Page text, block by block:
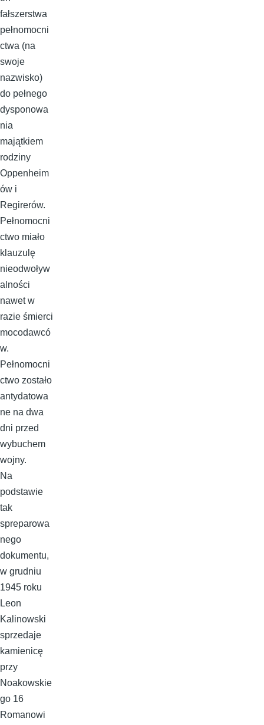
fałszerstwa
pełnomocni
ctwa (na
swoje
nazwisko)
do pełnego
dysponowa
nia
majątkiem
rodziny
Oppenheim
ów i
Regirerów.
Pełnomocni
ctwo miało
klauzulę
nieodwoływ
alności
nawet w
razie śmierci
mocodawcó
w.
Pełnomocni
ctwo zostało
antydatowa
ne na dwa
dni przed
wybuchem
wojny.
Na
podstawie
tak
spreparowa
nego
dokumentu,
w grudniu
1945 roku
Leon
Kalinowski
sprzedaje
kamienicę
przy
Noakowskie
go 16
Romanowi